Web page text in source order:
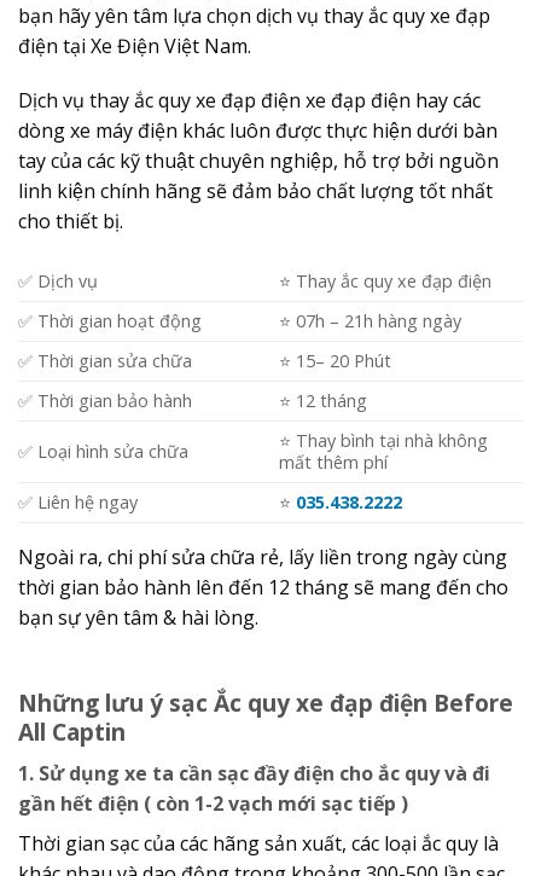
bạn hãy yên tâm lựa chọn dịch vụ thay ắc quy xe đạp
điện tại Xe Điện Việt Nam.
Dịch vụ thay ắc quy xe đạp điện xe đạp điện hay các
dòng xe máy điện khác luôn được thực hiện dưới bàn
tay của các kỹ thuật chuyên nghiệp, hỗ trợ bởi nguồn
linh kiện chính hãng sẽ đảm bảo chất lượng tốt nhất
cho thiết bị.
✅ Dịch vụ
⭐️ Thay ắc quy xe đạp điện
✅ Thời gian hoạt động
⭐️ 07h – 21h hàng ngày
✅ Thời gian sửa chữa
⭐️ 15– 20 Phút
✅ Thời gian bảo hành
⭐️ 12 tháng
✅ Loại hình sửa chữa
⭐️ Thay bình tại nhà không
mất thêm phí
✅ Liên hệ ngay
⭐️ 035.438.2222
Ngoài ra, chi phí sửa chữa rẻ, lấy liền trong ngày cùng
thời gian bảo hành lên đến 12 tháng sẽ mang đến cho
bạn sự yên tâm & hài lòng.
Những lưu ý sạc Ắc quy xe đạp điện Before
All Captin
1. Sử dụng xe ta cần sạc đầy điện cho ắc quy và đi
gần hết điện ( còn 1-2 vạch mới sạc tiếp )
Thời gian sạc của các hãng sản xuất, các loại ắc quy là